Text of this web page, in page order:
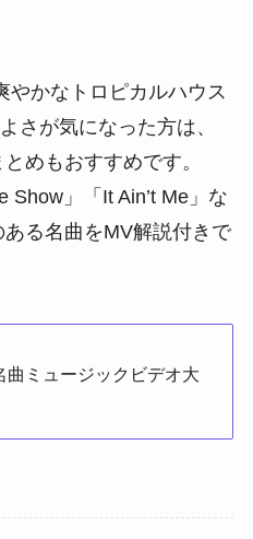
やかなトロピカルハウス
さが気になった方は、
めもおすすめです。
Show」「It Ain’t Me」な
る名曲をMV解説付きで
曲ミュージックビデオ大